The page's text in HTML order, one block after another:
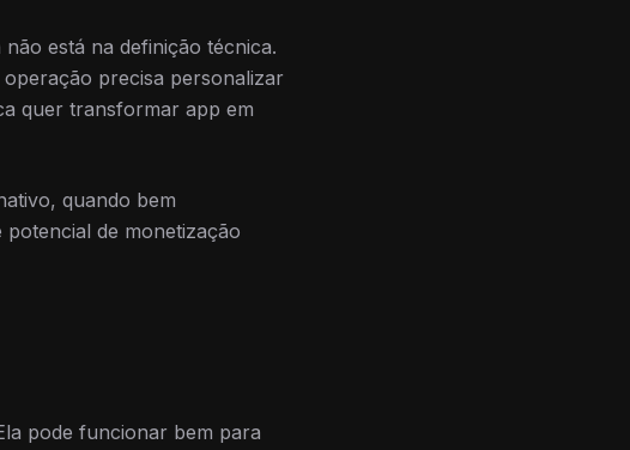
está na definição técnica.
precisa personalizar
quer transformar app em
quando bem
de monetização
pode funcionar bem para